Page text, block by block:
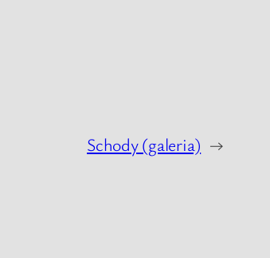
Schody (galeria) →